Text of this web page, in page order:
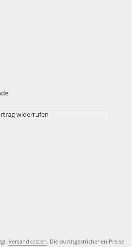
widerrufen
Versandkosten. Die durchgestrichenen Preise